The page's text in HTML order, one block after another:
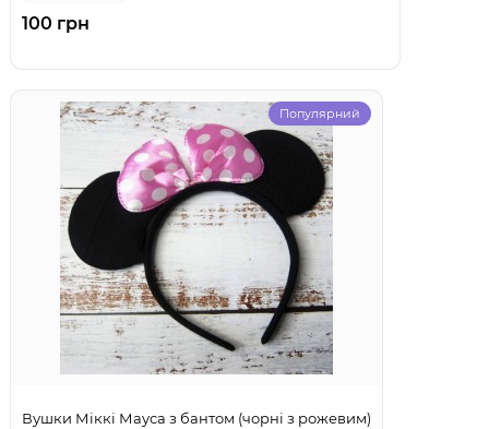
100 грн
Популярний
Вушки Міккі Мауса з бантом (чорні з рожевим)